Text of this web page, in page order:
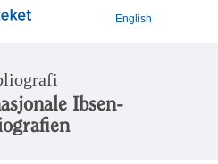
English
Ibsen-